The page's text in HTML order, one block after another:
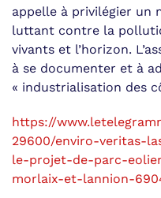
appelle à privilégier un
luttant contre la
vivants et l’horizon.
à se documenter et à
« industrialisation des
https://
29600/enviro-veritas-
le-projet-de-parc-
morlaix-et-lannion-